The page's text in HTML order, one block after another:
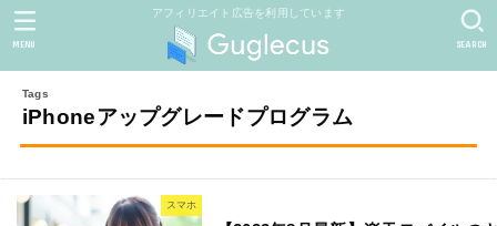
アフィリエイト広告を利用しています
SEARCH
MENU
iPhoneアップグレードプログラム
スマホ